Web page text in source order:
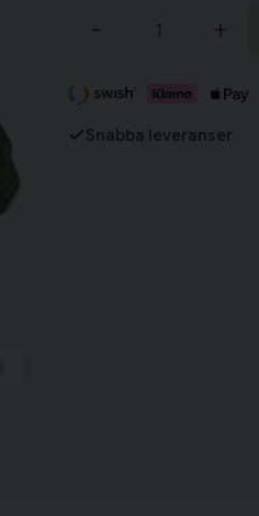
- +
Snabba leveranser
Har du alla tillbehör?